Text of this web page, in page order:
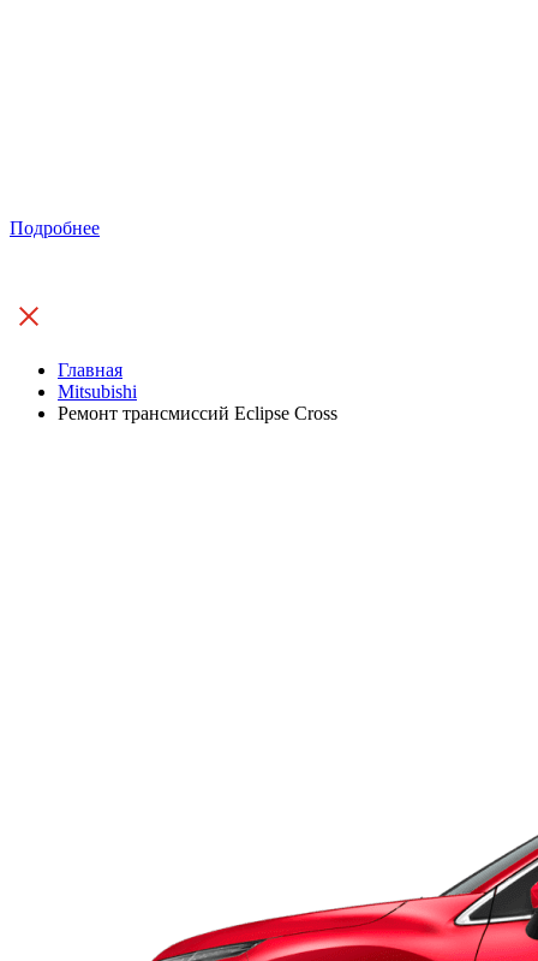
Подробнее
Главная
Mitsubishi
Ремонт трансмиссий Eclipse Cross